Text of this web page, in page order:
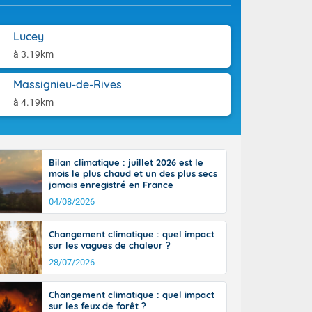
Lucey
à 3.19km
Massignieu-de-Rives
à 4.19km
jusque
Pyrénées,
marge de
de la
En soirée,
sur
22 à 24,
38 ou 39Bilan climatique : juillet 2026 est le
mois le plus chaud et un des plus secs
jamais enregistré en France
04/08/2026
Changement climatique : quel impact
sur les vagues de chaleur ?
28/07/2026
Changement climatique : quel impact
sur les feux de forêt ?